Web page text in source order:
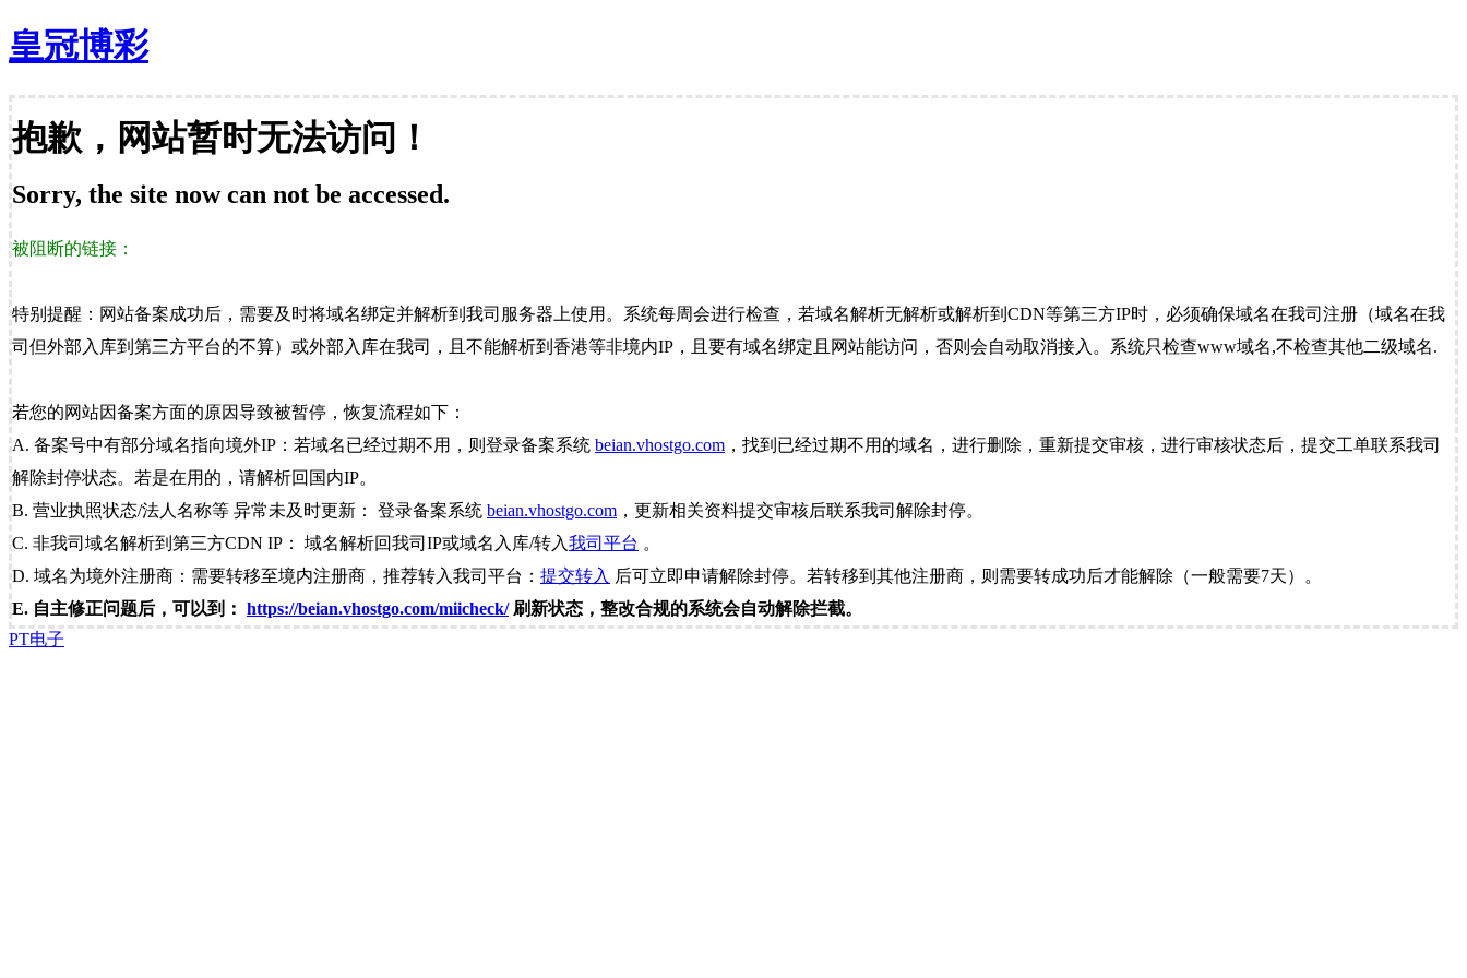
皇冠博彩
抱歉，网站暂时无法访问！
Sorry, the site now can not be accessed.
被阻断的链接：
特别提醒：网站备案成功后，需要及时将域名绑定并解析到我司服务器上使用。系统每周会进行检查，若域名解析无解析或解析到CDN等第三方IP时，必须确保域名在我司注册（域名在我
司但外部入库到第三方平台的不算）或外部入库在我司，且不能解析到香港等非境内IP，且要有域名绑定且网站能访问，否则会自动取消接入。系统只检查www域名,不检查其他二级域名.
若您的网站因备案方面的原因导致被暂停，恢复流程如下：
A. 备案号中有部分域名指向境外IP：若域名已经过期不用，则登录备案系统 beian.vhostgo.com ，找到已经过期不用的域名，进行删除，重新提交审核，进行审核状态后，提交工单联系我司
解除封停状态。若是在用的，请解析回国内IP。
B. 营业执照状态/法人名称等 异常未及时更新： 登录备案系统 beian.vhostgo.com ，更新相关资料提交审核后联系我司解除封停。
C. 非我司域名解析到第三方CDN IP： 域名解析回我司IP或域名入库/转入我司平台 。
D. 域名为境外注册商：需要转移至境内注册商，推荐转入我司平台： 提交转入 后可立即申请解除封停。若转移到其他注册商，则需要转成功后才能解除（一般需要7天）。
E. 自主修正问题后，可以到： https://beian.vhostgo.com/miicheck/刷新状态，整改合规的系统会自动解除拦截。
PT电子